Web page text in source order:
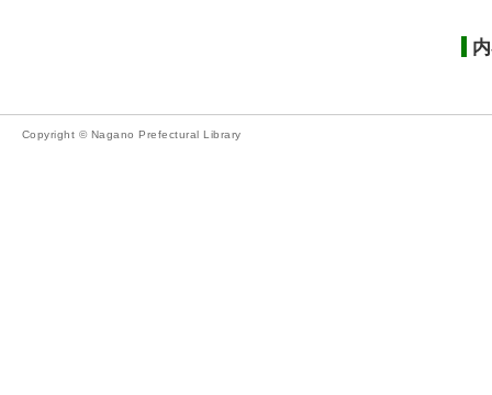
Copyright © Nagano Prefectural Library